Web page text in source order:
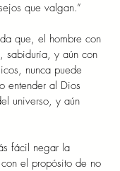
que valgan.”
que, el hombre con
sabiduría, y aún con
nunca puede
entender al Dios
universo, y aún
fácil negar la
el propósito de no